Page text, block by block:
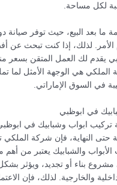
لكل مساحة.
ما بعد البيع، حيث توفر صيانة
الأمر. لذلك، إذا كنت تبحث عن
يقدم لك العمل المتقن بسعر
هي الوجهة الأمثل لما
في السوق الإماراتي.
في ابوظبي
ابواب وشبابيك في
حتى النهاية، فإن شركة
الأبواب والشبابيك يعتبر من أهم
بناء أو تجديد، ويؤثر
والخارجية. لذلك، فإن